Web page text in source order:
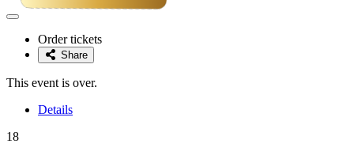
Adaugă
favoriteOrder tickets
Share
This event is over.
Details
18